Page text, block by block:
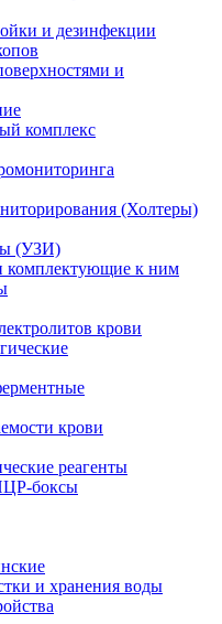
и дезинфекции
и
комплекс
(Холтеры)
(УЗИ)
комплектующие к ним
крови
крови
реагенты
боксы
и хранения воды